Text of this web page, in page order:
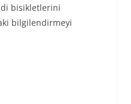
bisikletlerini
bilgilendirmeyi